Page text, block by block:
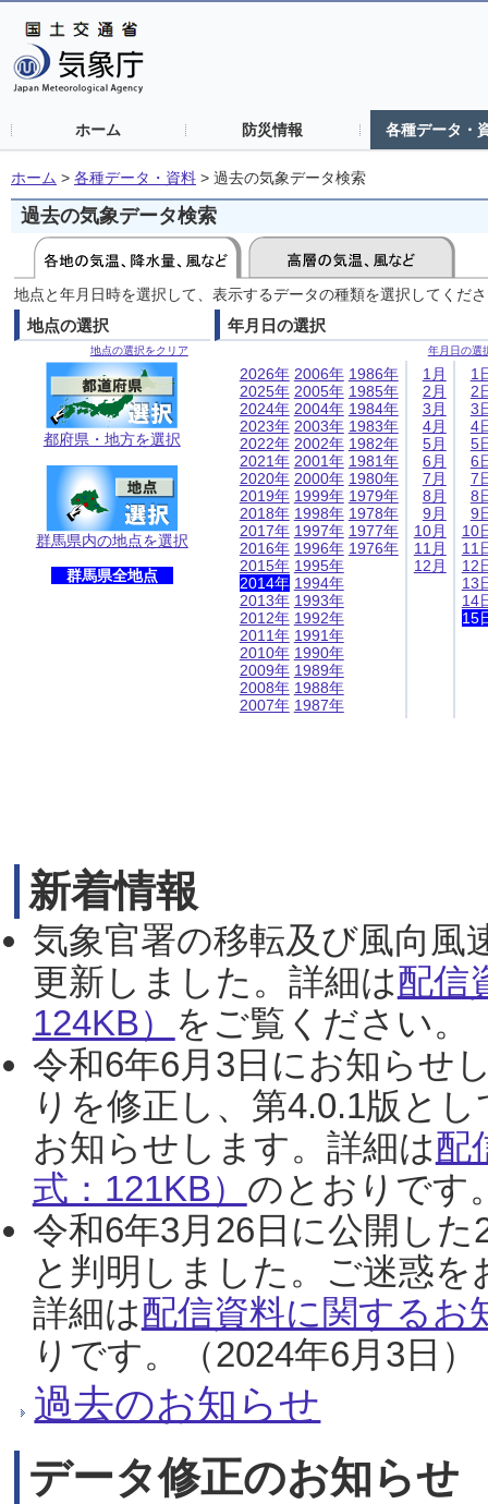
ホーム 防災情報 各種データ・
ホーム > 各種データ・資料 > 過去の気象データ検索
過去の気象データ検索
地点と年月日時を選択して、表示するデータの種類を選択してくだ
地点の選択
地点の選択をクリア
都府県・地方を選択
群馬県内の地点を選択
群馬県全地点
年月日の選択
年月日の選
2026年
2025年
2024年
2023年
2022年
2021年
2020年
2019年
2018年
2017年
2016年
2015年
2014年
2013年
2012年
2011年
2010年
2009年
2008年
2007年
2006年
2005年
2004年
2003年
2002年
2001年
2000年
1999年
1998年
1997年
1996年
1995年
1994年
1993年
1992年
1991年
1990年
1989年
1988年
1987年
1986年
1985年
1984年
1983年
1982年
1981年
1980年
1979年
1978年
1977年
1976年
1月
2月
3月
4月
5月
6月
7月
8月
9月
10月
11月
12月
1
2
3
4
5
6
7
8
9
10
11
12
13
14
15
新着情報
気象官署の移転及び風向風
更新しました。詳細は配信
124KB） をご覧ください。
令和6年6月3日にお知らせ
りを修正し、第4.0.1版と
お知らせします。詳細は配
式：121KB） のとおりです
令和6年3月26日に公開し
と判明しました。ご迷惑
詳細は配信資料に関するお
りです。（2024年6月3日）
過去のお知らせ
データ修正のお知らせ